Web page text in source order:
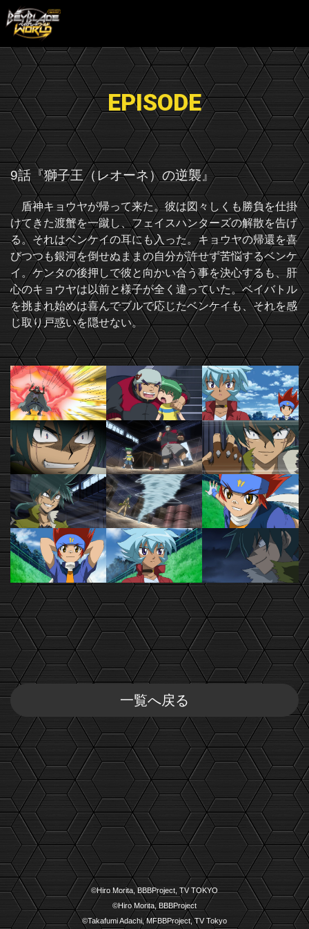
EPISODE
9話『獅子王（レオーネ）の逆襲』
盾神キョウヤが帰って来た。彼は図々しくも勝負を仕掛
けてきた渡蟹を一蹴し、フェイスハンターズの解散を告げ
る。それはベンケイの耳にも入った。キョウヤの帰還を喜
びつつも銀河を倒せぬままの自分が許せず苦悩するベンケ
イ。ケンタの後押しで彼と向かい合う事を決心するも、肝
心のキョウヤは以前と様子が全く違っていた。ベイバトル
を挑まれ始めは喜んでブルで応じたベンケイも、それを感
じ取り戸惑いを隠せない。
一覧へ戻る
©Hiro Morita, BBBProject, TV TOKYO
©Hiro Morita, BBBProject
©Takafumi Adachi, MFBBProject, TV Tokyo